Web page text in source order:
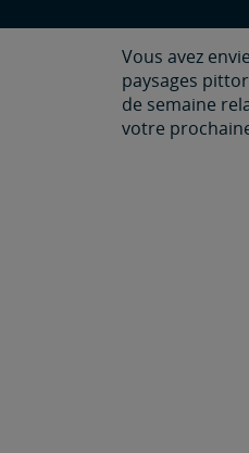
Vous avez
paysages
de semaine
votre